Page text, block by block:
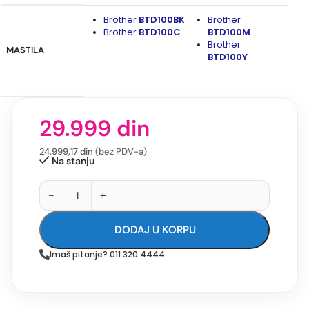
MASTILA
Brother BTD100BK
Brother BTD100C
Brother
BTD100M
Brother
BTD100Y
29.999 din
24.999,17din (bez PDV-a)
Na stanju
- +
DODAJ U KORPU
Imaš pitanje? 011 320 4444